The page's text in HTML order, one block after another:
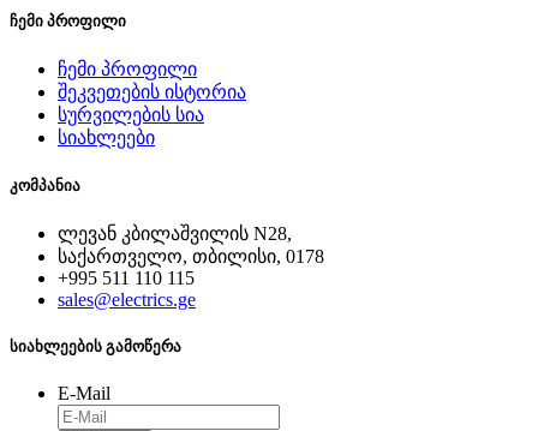
ჩემი პროფილი
ჩემი პროფილი
შეკვეთების ისტორია
სურვილების სია
სიახლეები
კომპანია
ლევან კბილაშვილის N28,
საქართველო, თბილისი, 0178
+995 511 110 115
sales@electrics.ge
სიახლეების გამოწერა
E-Mail